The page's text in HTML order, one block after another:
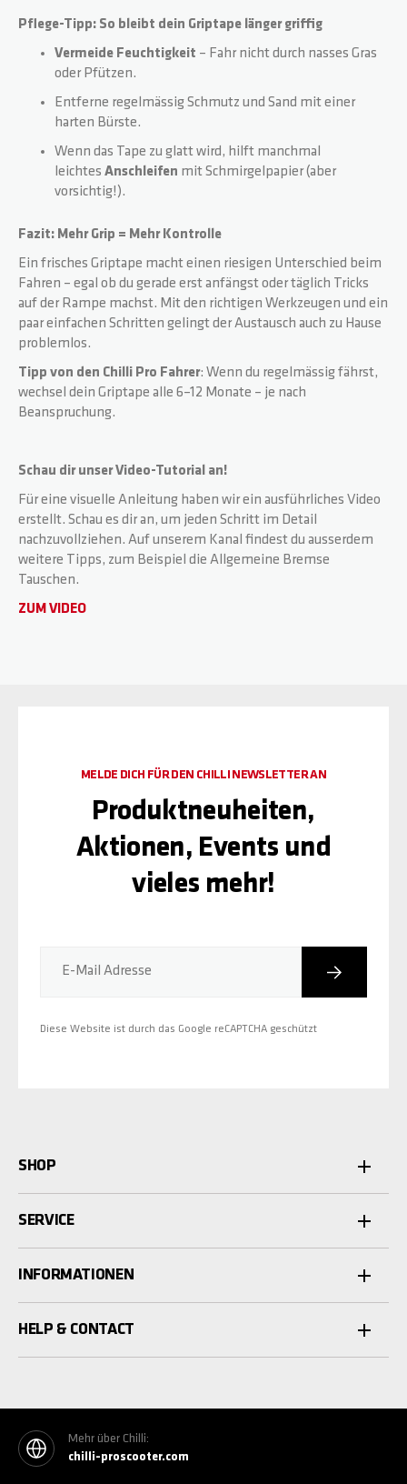
Pflege-Tipp: So bleibt dein Griptape länger griffig
Vermeide Feuchtigkeit – Fahr nicht durch nasses Gras
oder Pfützen.
Entferne regelmässig Schmutz und Sand mit einer
harten Bürste.
Wenn das Tape zu glatt wird, hilft manchmal
leichtes Anschleifen mit Schmirgelpapier (aber
vorsichtig!).
Fazit: Mehr Grip = Mehr Kontrolle
Ein frisches Griptape macht einen riesigen Unterschied beim
Fahren – egal ob du gerade erst anfängst oder täglich Tricks
auf der Rampe machst. Mit den richtigen Werkzeugen und ein
paar einfachen Schritten gelingt der Austausch auch zu Hause
problemlos.
Tipp von den Chilli Pro Fahrer: Wenn du regelmässig fährst,
wechsel dein Griptape alle 6–12 Monate – je nach
Beanspruchung.
Schau dir unser Video-Tutorial an!
Für eine visuelle Anleitung haben wir ein ausführliches Video
erstellt. Schau es dir an, um jeden Schritt im Detail
nachzuvollziehen. Auf unserem Kanal findest du ausserdem
weitere Tipps, zum Beispiel die Allgemeine Bremse
Tauschen.
ZUM VIDEO
E-Mail Adresse
Diese Website ist durch das Google reCAPTCHA geschützt
MELDE DICH FÜR DEN CHILLI NEWSLETTER AN
Produktneuheiten,
Aktionen, Events und
vieles mehr!
SHOP
SERVICE
INFORMATIONEN
HELP & CONTACT
Mehr über Chilli:
chilli-proscooter.com